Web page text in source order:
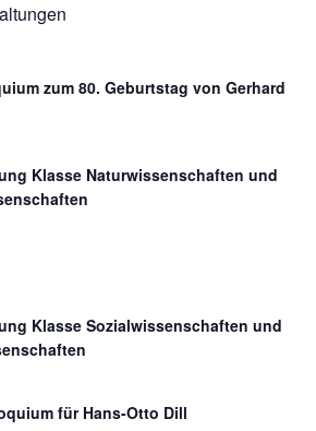
zum 80. Geburtstag von Gerhard
Klasse Naturwissenschaften und
Klasse Sozialwissenschaften und
für Hans-Otto Dill